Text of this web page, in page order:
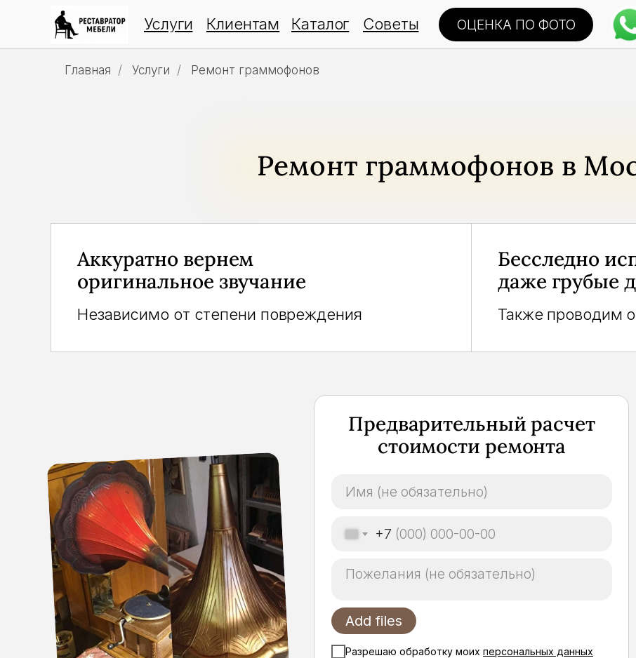
Услуги Клиентам Каталог Советы ОЦЕНКА ПО ФОТО
Главная / Услуги / Ремонт граммофонов
Ремонт граммофонов в
Аккуратно вернем
оригинальное звучание
Независимо от степени повреждения
Бесследно
даже грубые
Также проводим
+7
Add files
Разрешаю обработку моих персональных данных
Предварительный расчет
стоимости ремонта